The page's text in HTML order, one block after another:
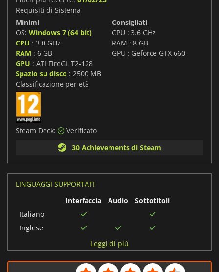
Requisiti di Sistema
Minimi
OS: Windows 7 (64 bit)
CPU : 3.0 GHz
RAM : 6 GB
GPU : ATI FireGL T2-128
Spazio su disco : 2500 MB
Consigliati
CPU : 3.6 GHz
RAM : 8 GB
GPU : Geforce GTX 660
Classificazione per età
Steam Deck:
Verificato
30 Achievements di Steam
LINGUAGGI SUPPORTATI
Interfaccia
Audio
Sottotitoli
Italiano
Inglese
Leggi di più